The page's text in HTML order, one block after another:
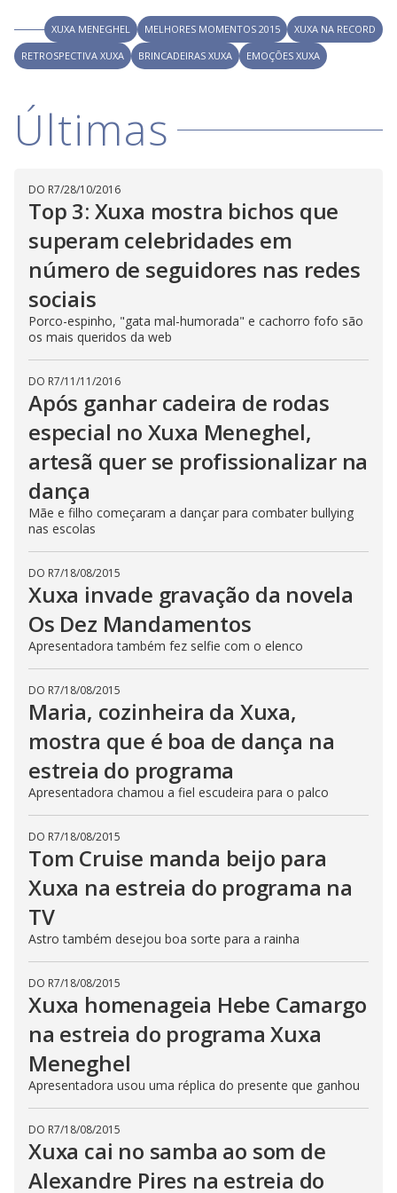
V
i
d
e
o
o
XUXA MENEGHEL MELHORES MOMENTOS 2015
XUXA NA RECORD
RETROSPECTIVA XUXA
BRINCADEIRAS XUXA EMOÇÕES XUXA
Últimas
DO R7/28/10/2016
Top 3: Xuxa mostra bichos que
superam celebridades em
número de seguidores nas redes
sociais
Porco-espinho, "gata mal-humorada" e cachorro fofo são
os mais queridos da web
DO R7/11/11/2016
Após ganhar cadeira de rodas
especial no Xuxa Meneghel,
artesã quer se profissionalizar na
dança
Mãe e filho começaram a dançar para combater bullying
nas escolas
DO R7/18/08/2015
Xuxa invade gravação da novela
Os Dez Mandamentos
Apresentadora também fez selfie com o elenco
DO R7/18/08/2015
Maria, cozinheira da Xuxa,
mostra que é boa de dança na
estreia do programa
Apresentadora chamou a fiel escudeira para o palco
DO R7/18/08/2015
Tom Cruise manda beijo para
Xuxa na estreia do programa na
TV
Astro também desejou boa sorte para a rainha
DO R7/18/08/2015
Xuxa homenageia Hebe Camargo
na estreia do programa Xuxa
Meneghel
Apresentadora usou uma réplica do presente que ganhou
DO R7/18/08/2015
Xuxa cai no samba ao som de
Alexandre Pires na estreia do